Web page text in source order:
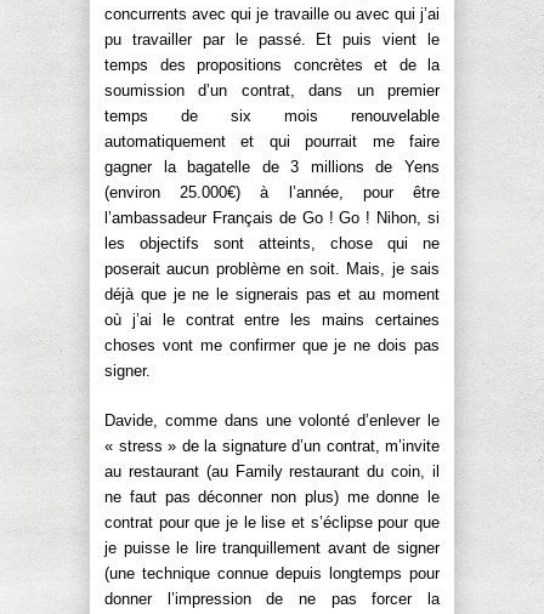
concurrents avec qui je travaille ou avec qui j’ai
pu travailler par le passé. Et puis vient le
temps des propositions concrètes et de la
soumission d’un contrat, dans un premier
temps de six mois renouvelable
automatiquement et qui pourrait me faire
gagner la bagatelle de 3 millions de Yens
(environ 25.000€) à l’année, pour être
l’ambassadeur Français de Go ! Go ! Nihon, si
les objectifs sont atteints, chose qui ne
poserait aucun problème en soit. Mais, je sais
déjà que je ne le signerais pas et au moment
où j’ai le contrat entre les mains certaines
choses vont me confirmer que je ne dois pas
signer.
Davide, comme dans une volonté d’enlever le
« stress » de la signature d’un contrat, m’invite
au restaurant (au Family restaurant du coin, il
ne faut pas déconner non plus) me donne le
contrat pour que je le lise et s’éclipse pour que
je puisse le lire tranquillement avant de signer
(une technique connue depuis longtemps pour
donner l’impression de ne pas forcer la